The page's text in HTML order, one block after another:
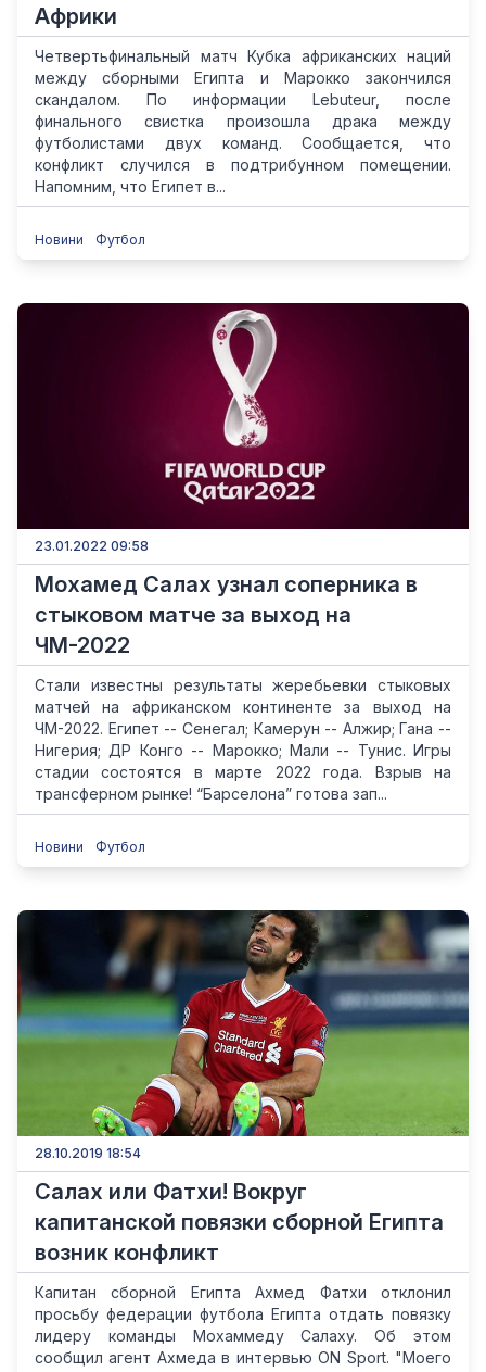
Африки
Четвертьфинальный матч Кубка африканских наций
между сборными Египта и Марокко закончился
скандалом. По информации Lebuteur, после
финального свистка произошла драка между
футболистами двух команд. Сообщается, что
конфликт случился в подтрибунном помещении.
Напомним, что Египет в...
Новини Футбол
23.01.2022 09:58
Мохамед Салах узнал соперника в
стыковом матче за выход на
ЧМ-2022
Стали известны результаты жеребьевки стыковых
матчей на африканском континенте за выход на
ЧМ-2022. Египет -- Сенегал; Камерун -- Алжир; Гана --
Нигерия; ДР Конго -- Марокко; Мали -- Тунис. Игры
стадии состоятся в марте 2022 года. Взрыв на
трансферном рынке! “Барселона” готова зап...
Новини Футбол
28.10.2019 18:54
Салах или Фатхи! Вокруг
капитанской повязки сборной Египта
возник конфликт
Капитан сборной Египта Ахмед Фатхи отклонил
просьбу федерации футбола Египта отдать повязку
лидеру команды Мохаммеду Салаху. Об этом
сообщил агент Ахмеда в интервью ON Sport. "Моего